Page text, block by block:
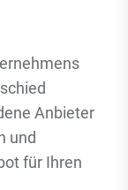
Anbieter
und
für Ihren